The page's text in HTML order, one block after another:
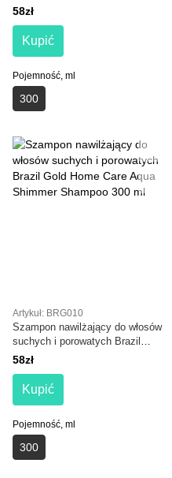
Gold Home Care Aqua Shimmer
58zł
Kupić
Pojemność, ml
300
Artykuł: BRG010
Szampon nawilżający do włosów
suchych i porowatych Brazil
Gold Home Care Aqua Shimmer
58zł
Kupić
Pojemność, ml
300